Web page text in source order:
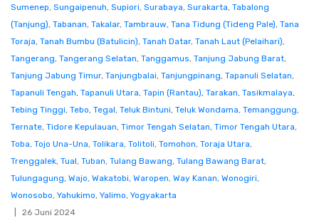
Sumenep, Sungaipenuh, Supiori, Surabaya, Surakarta, Tabalong
(Tanjung), Tabanan, Takalar, Tambrauw, Tana Tidung (Tideng Pale), Tana
Toraja, Tanah Bumbu (Batulicin), Tanah Datar, Tanah Laut (Pelaihari),
Tangerang, Tangerang Selatan, Tanggamus, Tanjung Jabung Barat,
Tanjung Jabung Timur, Tanjungbalai, Tanjungpinang, Tapanuli Selatan,
Tapanuli Tengah, Tapanuli Utara, Tapin (Rantau), Tarakan, Tasikmalaya,
Tebing Tinggi, Tebo, Tegal, Teluk Bintuni, Teluk Wondama, Temanggung,
Ternate, Tidore Kepulauan, Timor Tengah Selatan, Timor Tengah Utara,
Toba, Tojo Una-Una, Tolikara, Tolitoli, Tomohon, Toraja Utara,
Trenggalek, Tual, Tuban, Tulang Bawang, Tulang Bawang Barat,
Tulungagung, Wajo, Wakatobi, Waropen, Way Kanan, Wonogiri,
Wonosobo, Yahukimo, Yalimo, Yogyakarta
26 Juni 2024